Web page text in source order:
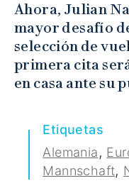
Ahora, Julian
mayor desafío
selección de
primera cita
en casa ante su
Etiquetas
Alemania,
Mannschaft,